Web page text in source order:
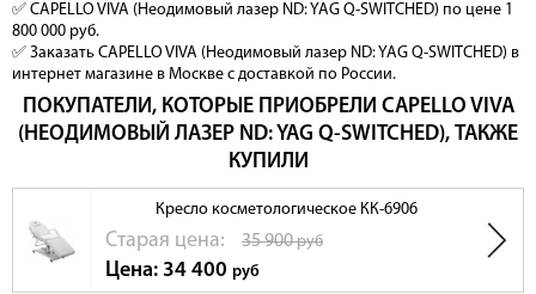
Режим
работы
одиночный
Частота
следования
импульса
1 – 6 Гц
регулируемая
Шаг регулировки 1 Гц
Энергия
импульса, не
1000 мДж
Высокая мощность 1000 мДж,
обеспечивает проникновение в
глубокие слои дермы. Результат после
Диаметр
пятна
Обеспечивает высокую скорость работы
при карбоновом пилинге и высокую
точность при удалении татуировок и
перманентного макияжа.
Длительность
Короткая длительность импульса
✅ CAPELLO VIVA (Неодимовый лазер ND: YAG Q-SWITCHED) по цене 1
800 000 руб.
✅ Заказать CAPELLO VIVA (Неодимовый лазер ND: YAG Q-SWITCHED) в
интернет магазине в Москве с доставкой по России.
ПОКУПАТЕЛИ, КОТОРЫЕ ПРИОБРЕЛИ CAPELLO VIVA
(НЕОДИМОВЫЙ ЛАЗЕР ND: YAG Q-SWITCHED), ТАКЖЕ
КУПИЛИ
Кресло косметологическое КК-6906
Cтарая цена: 35 900руб
Цена: 34 400 руб